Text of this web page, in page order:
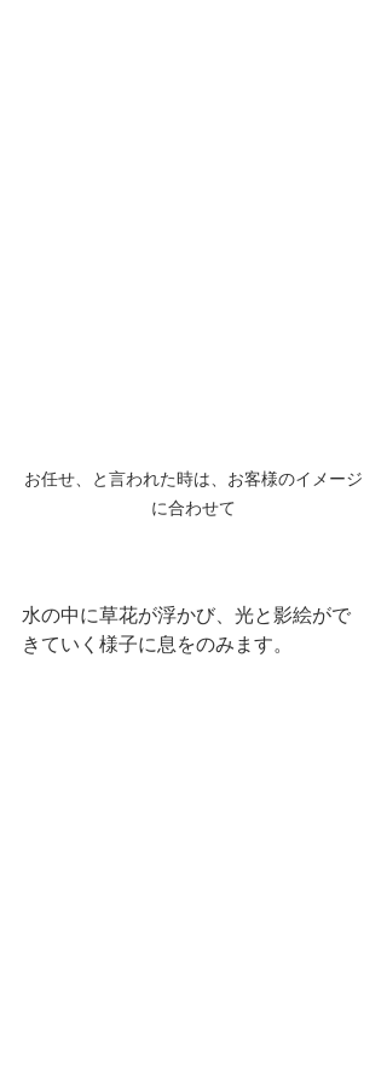
お任せ、と言われた時は、お客様のイメージ
に合わせて
水の中に草花が浮かび、光と影絵がで
きていく様子に息をのみます。